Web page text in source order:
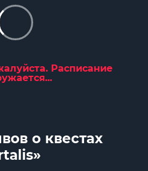
Расписание
о квестах